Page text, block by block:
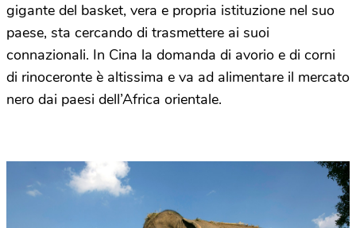
gigante del basket, vera e propria istituzione nel suo
paese, sta cercando di trasmettere ai suoi
connazionali. In Cina la domanda di avorio e di corni
di rinoceronte è altissima e va ad alimentare il mercato
nero dai paesi dell’Africa orientale.